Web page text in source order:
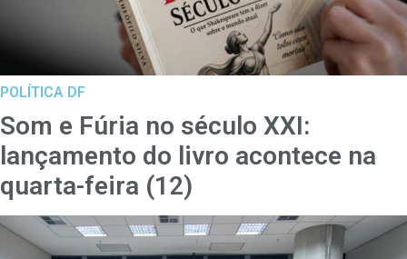
POLÍTICA DF
Som e Fúria no século XXI:
lançamento do livro acontece na
quarta-feira (12)